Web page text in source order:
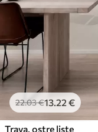
22.03€13 .22 €
Trava, ostre liste